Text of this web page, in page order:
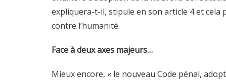
expliquera-t-il, stipule en son article 4 et cela
contre l’humanité.
Face à deux axes majeurs…
Mieux encore, « le nouveau Code pénal,